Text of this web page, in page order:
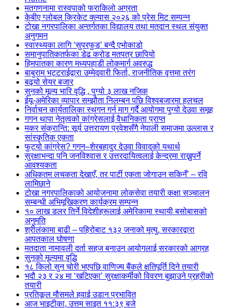
मतगणनामा रास्वपाको फराकिलो अग्रता
केबीए ग्लोबल क्रिकेट क्ल्यास २०२६ को प्रेस मिट सम्पन्न
टोखा नगरपालिका अन्तर्गतका विद्यालय तथा मतदान स्थल संयुक्त
अनुगमन
स्वास्थ्यका लागि ‘सुपरफुड’ बन्दै एभोकाडो
समानुपातिकतर्फका डेढ करोड मतपत्र छापियो
हिमपातका कारण मध्यपहाडी लोकमार्ग अवरुद्ध
बाबुराम भट्टराईद्वारा उम्मेदवारी फिर्ता, राजनीतिक वृत्तमा तरंग
बढ्यो सेयर बजार
सुनको मूल्य भारि वृद्धि , पुग्यो ३ लाख नजिक
ईयू-अमेरिका व्यापार सम्झौता निलम्बन पछि विश्वबजारमा हलचल
निर्वाचन कार्यतालिका स्थगन गर्न माग गर्दै आयोगमा पुग्यो देउवा समूह
गगन थापा नेतृत्वको कांग्रेसलाई वैधानिकता प्राप्त
मकर संक्रान्ति: सूर्य उत्तरायण प्रवेशसँगै नेपाली समाजमा उल्लास र
सांस्कृतिक एकता
फुट्यो कांग्रेस? गगन–शेरबहादुर देउवा विवादको यथार्थ
सुरक्षाभन्दा पनि जनविश्वास र उत्तरदायित्वलाई केन्द्रमा राख्नुपर्ने
आवश्यकता
अधिकतम लचकता देखाएँ, तर पार्टी एकता जोगाउन सकिनँ’ – रवि
लामिछाने
टोखा नगरपालिकाको आयोजनामा लोकसेवा तयारी कक्षा सञ्चालन
सम्बन्धी अभिमूखिकरण कार्यक्रम सम्पन्न
१० लाख डलर तिर्ने विदेशीहरूलाई अमेरिकामा स्थायी बसोबासको
अनुमति
श्रीलंकामा बाढी – पहिरोबाट १३२ जनाको मृत्यु, सरकारद्वारा
आपतकाल घोषणा
मतदाता नामावली दर्ता सहज बनाउन आयोगलाई सरकारको आग्रह
सुनको मूल्यमा वृद्धि
१८ किलो सुन चोरी भएपछि वाणिज्य बैंकले क्षतिपूर्ति दिने तयारी
भदौ २३ र २४ मा ‘खटिएका’ सुरक्षाकर्मीको विवरण बुझाउने प्रहरीको
तयारी
प्रतिकूल मौसमले हवाई उडान प्रभावित
आज भाइटीका, उत्तम साइत ११:३९ बजे